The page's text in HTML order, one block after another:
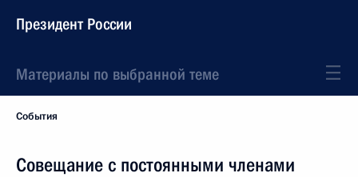
Президент России
Материалы по выбранной теме
События
Совещание с постоянными членами